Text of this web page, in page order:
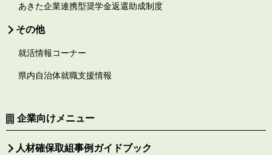
あきた企業連携型奨学金返還助成制度
その他
就活情報コーナー
県内自治体就職支援情報
企業向けメニュー
人材確保取組事例ガイドブック